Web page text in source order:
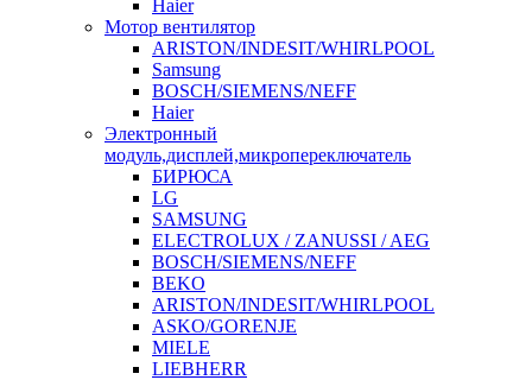
Haier
Мотор вентилятор
ARISTON/INDESIT/WHIRLPOOL
Samsung
BOSCH/SIEMENS/NEFF
Haier
Электронный
модуль,дисплей,микропереключатель
БИРЮСА
LG
SAMSUNG
ELECTROLUX / ZANUSSI / AEG
BOSCH/SIEMENS/NEFF
BEKO
ARISTON/INDESIT/WHIRLPOOL
ASKO/GORENJE
MIELE
LIEBHERR